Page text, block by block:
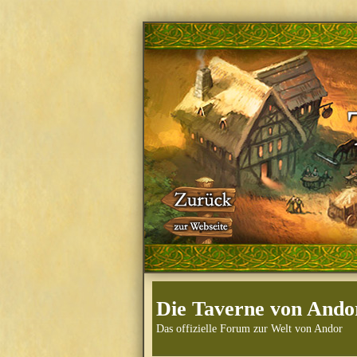
Die Taverne von
Das offizielle Forum zur Welt von Andor